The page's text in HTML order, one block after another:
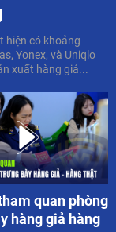
hiện có khoảng
Yonex, và Uniqlo
xuất hàng giả...
quan phòng
hàng giả hàng